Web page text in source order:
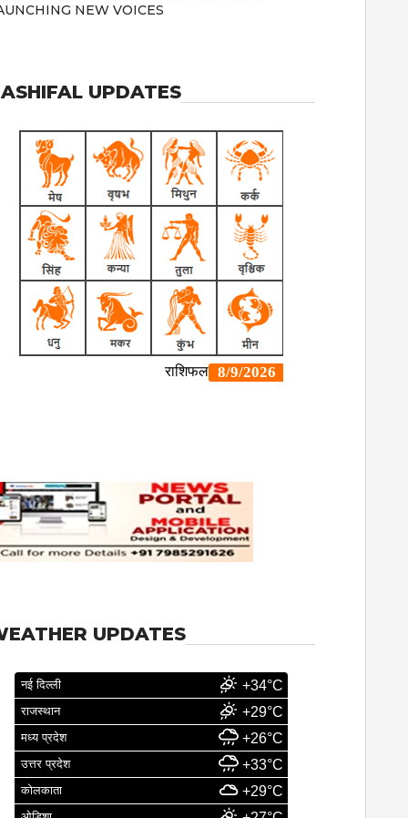
NEW VOICES
UPDATES
UPDATES
नई दिल्ली +34°C
राजस्थान +29°C
मध्य प्रदेश +26°C
उत्तर प्रदेश +33°C
कोलकाता +29°C